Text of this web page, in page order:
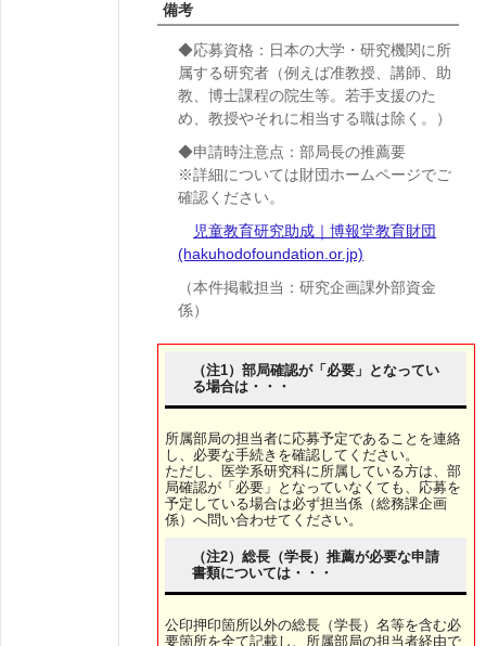
備考
◆応募資格：日本の大学・研究機関に所
属する研究者（例えば准教授、講師、助
教、博士課程の院生等。若手支援のた
め、教授やそれに相当する職は除く。）
◆申請時注意点：部局長の推薦要
※詳細については財団ホームページでご
確認ください。
児童教育研究助成｜博報堂教育財団
(hakuhodofoundation.or.jp)
（本件掲載担当：研究企画課外部資金
係）
（注1）部局確認が「必要」となってい
る場合は・・・
所属部局の担当者に応募予定であることを連絡
し、必要な手続きを確認してください。
ただし、医学系研究科に所属している方は、部
局確認が「必要」となっていなくても、応募を
予定している場合は必ず担当係（総務課企画
係）へ問い合わせてください。
（注2）総長（学長）推薦が必要な申請
書類については・・・
公印押印箇所以外の総長（学長）名等を含む必
要箇所を全て記載し、所属部局の担当者経由で